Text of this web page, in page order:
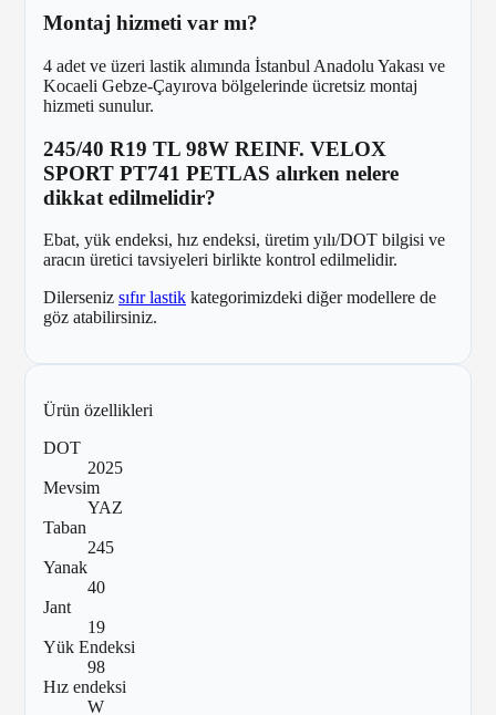
Montaj hizmeti var mı?
4 adet ve üzeri lastik alımında İstanbul Anadolu Yakası ve
Kocaeli Gebze-Çayırova bölgelerinde ücretsiz montaj
hizmeti sunulur.
245/40 R19 TL 98W REINF. VELOX
SPORT PT741 PETLAS alırken nelere
dikkat edilmelidir?
Ebat, yük endeksi, hız endeksi, üretim yılı/DOT bilgisi ve
aracın üretici tavsiyeleri birlikte kontrol edilmelidir.
Dilerseniz sıfır lastik kategorimizdeki diğer modellere de
göz atabilirsiniz.
Ürün özellikleri
DOT
2025
Mevsim
YAZ
Taban
245
Yanak
40
Jant
19
Yük Endeksi
98
Hız endeksi
W